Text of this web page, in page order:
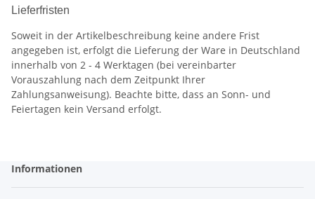
Lieferfristen
Soweit in der Artikelbeschreibung keine andere Frist
angegeben ist, erfolgt die Lieferung der Ware in Deutschland
innerhalb von 2 - 4 Werktagen (bei vereinbarter
Vorauszahlung nach dem Zeitpunkt Ihrer
Zahlungsanweisung). Beachte bitte, dass an Sonn- und
Feiertagen kein Versand erfolgt.
Informationen